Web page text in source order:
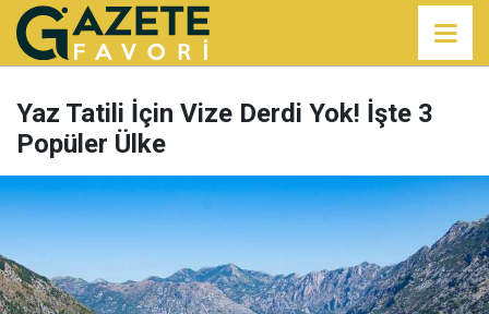
Yaz Tatili İçin Vize Derdi Yok! İşte 3
Popüler Ülke